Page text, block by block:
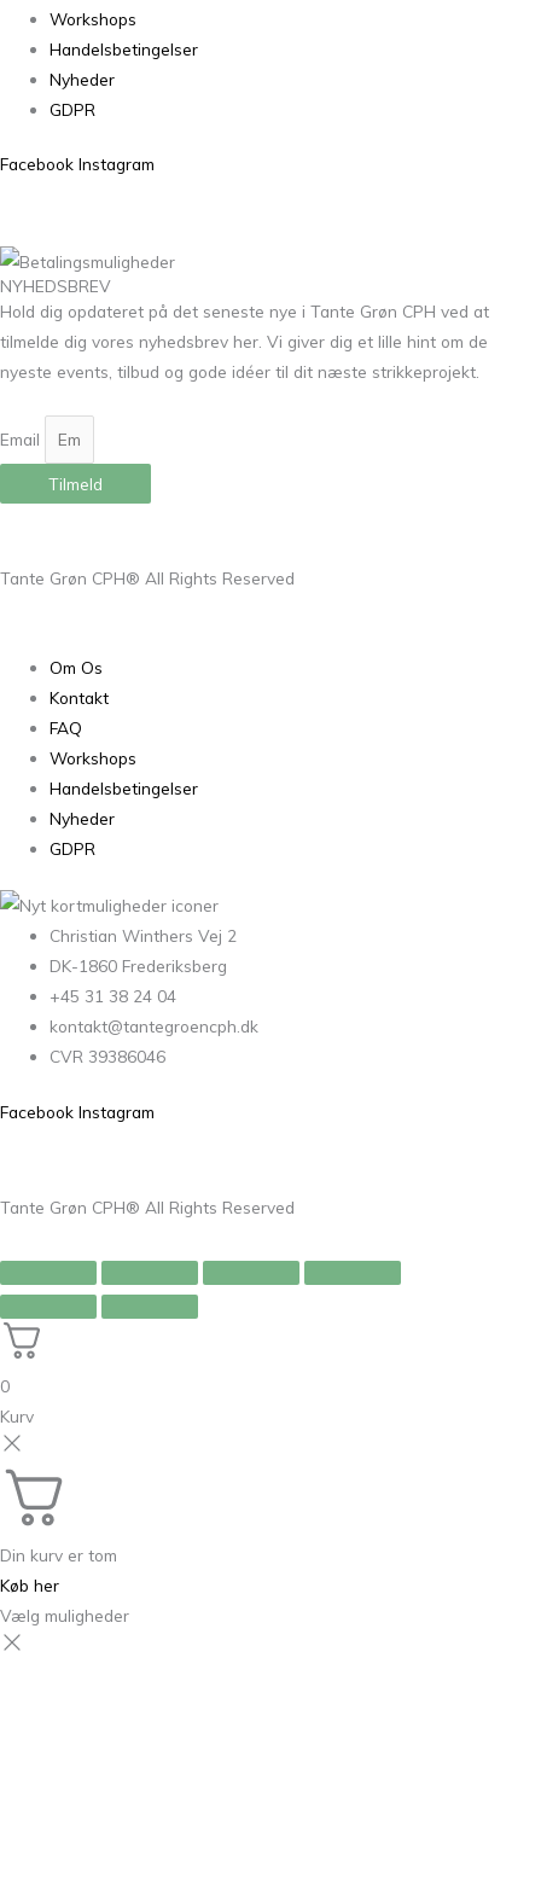
Workshops
Handelsbetingelser
Nyheder
GDPR
Facebook Instagram
NYHEDSBREV
Hold dig opdateret på det seneste nye i Tante Grøn CPH ved at
tilmelde dig vores nyhedsbrev her. Vi giver dig et lille hint om de
nyeste events, tilbud og gode idéer til dit næste strikkeprojekt.
Email
Tilmeld
Tante Grøn CPH® All Rights Reserved
Om Os
Kontakt
FAQ
Workshops
Handelsbetingelser
Nyheder
GDPR
Christian Winthers Vej 2
DK-1860 Frederiksberg
+45 31 38 24 04
kontakt@tantegroencph.dk
CVR 39386046
Facebook Instagram
Tante Grøn CPH® All Rights Reserved
0
Kurv
Din kurv er tom
Køb her
Vælg muligheder